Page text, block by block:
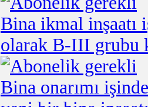
Bina ikmal inşaatı
olarak B-III grubu
Bina onarımı